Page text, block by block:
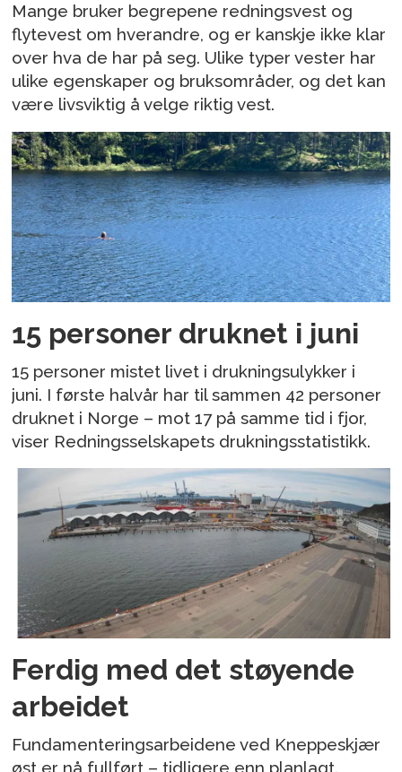
Mange bruker begrepene redningsvest og
flytevest om hverandre, og er kanskje ikke klar
over hva de har på seg. Ulike typer vester har
ulike egenskaper og bruksområder, og det kan
være livsviktig å velge riktig vest.
15 personer druknet i juni
15 personer mistet livet i drukningsulykker i
juni. I første halvår har til sammen 42 personer
druknet i Norge – mot 17 på samme tid i fjor,
viser Redningsselskapets drukningsstatistikk.
Ferdig med det støyende
arbeidet
Fundamenteringsarbeidene ved Kneppeskjær
øst er nå fullført – tidligere enn planlagt.